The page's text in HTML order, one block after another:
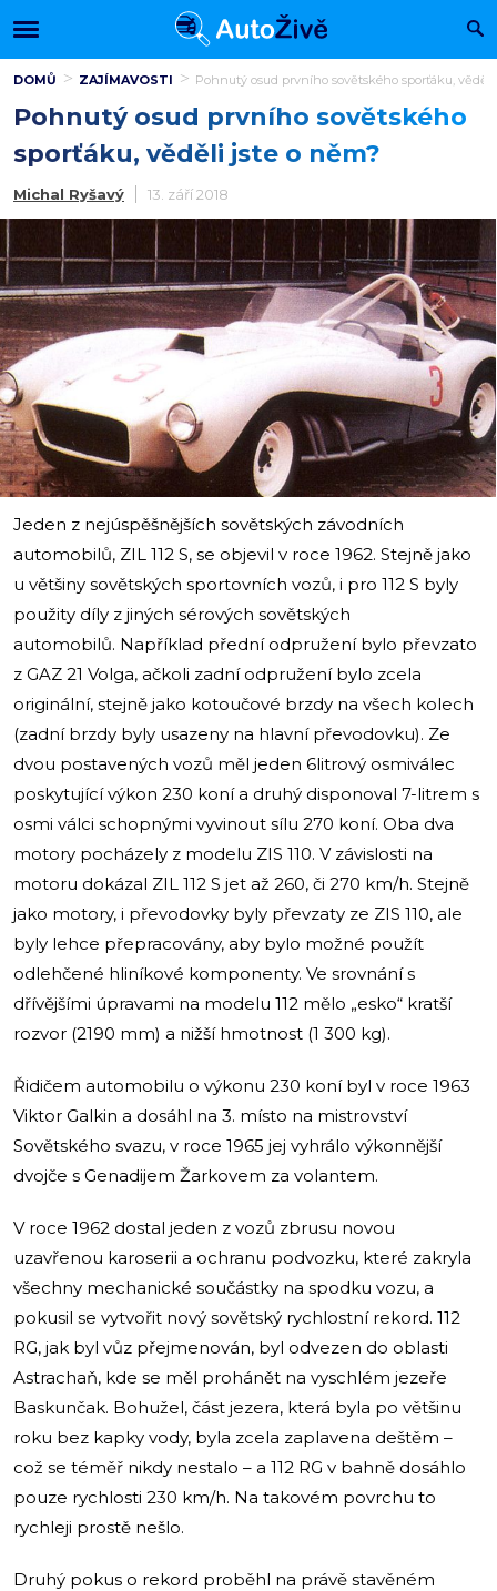
DOMŮ ZAJÍMAVOSTI Pohnutý osud prvního sovětského sporťáku,
Pohnutý osud prvního sovětského
sporťáku, věděli jste o něm?
Michal Ryšavý 13. září 2018
Jeden z nejúspěšnějších sovětských závodních
automobilů, ZIL 112 S, se objevil v roce 1962. Stejně jako
u většiny sovětských sportovních vozů, i pro 112 S byly
použity díly z jiných sérových sovětských
automobilů. Například přední odpružení bylo převzato
z GAZ 21 Volga, ačkoli zadní odpružení bylo zcela
originální, stejně jako kotoučové brzdy na všech kolech
(zadní brzdy byly usazeny na hlavní převodovku). Ze
dvou postavených vozů měl jeden 6litrový osmiválec
poskytující výkon 230 koní a druhý disponoval 7-litrem s
osmi válci schopnými vyvinout sílu 270 koní. Oba dva
motory pocházely z modelu ZIS 110. V závislosti na
motoru dokázal ZIL 112 S jet až 260, či 270 km/h. Stejně
jako motory, i převodovky byly převzaty ze ZIS 110, ale
byly lehce přepracovány, aby bylo možné použít
odlehčené hliníkové komponenty. Ve srovnání s
dřívějšími úpravami na modelu 112 mělo „esko“ kratší
rozvor (2190 mm) a nižší hmotnost (1 300 kg).
Řidičem automobilu o výkonu 230 koní byl v roce 1963
Viktor Galkin a dosáhl na 3. místo na mistrovství
Sovětského svazu, v roce 1965 jej vyhrálo výkonnější
dvojče s Genadijem Žarkovem za volantem.
V roce 1962 dostal jeden z vozů zbrusu novou
uzavřenou karoserii a ochranu podvozku, které zakryla
všechny mechanické součástky na spodku vozu, a
pokusil se vytvořit nový sovětský rychlostní rekord. 112
RG, jak byl vůz přejmenován, byl odvezen do oblasti
Astrachaň, kde se měl prohánět na vyschlém jezeře
Baskunčak. Bohužel, část jezera, která byla po většinu
roku bez kapky vody, byla zcela zaplavena deštěm –
což se téměř nikdy nestalo – a 112 RG v bahně dosáhlo
pouze rychlosti 230 km/h. Na takovém povrchu to
rychleji prostě nešlo.
Druhý pokus o rekord proběhl na právě stavěném